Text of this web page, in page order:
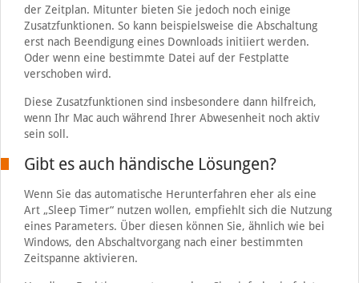
der Zeitplan. Mitunter bieten Sie jedoch noch einige
Zusatzfunktionen. So kann beispielsweise die Abschaltung
erst nach Beendigung eines Downloads initiiert werden.
Oder wenn eine bestimmte Datei auf der Festplatte
verschoben wird.
Diese Zusatzfunktionen sind insbesondere dann hilfreich,
wenn Ihr Mac auch während Ihrer Abwesenheit noch aktiv
sein soll.
Gibt es auch händische Lösungen?
Wenn Sie das automatische Herunterfahren eher als eine
Art „Sleep Timer“ nutzen wollen, empfiehlt sich die Nutzung
eines Parameters. Über diesen können Sie, ähnlich wie bei
Windows, den Abschaltvorgang nach einer bestimmten
Zeitspanne aktivieren.